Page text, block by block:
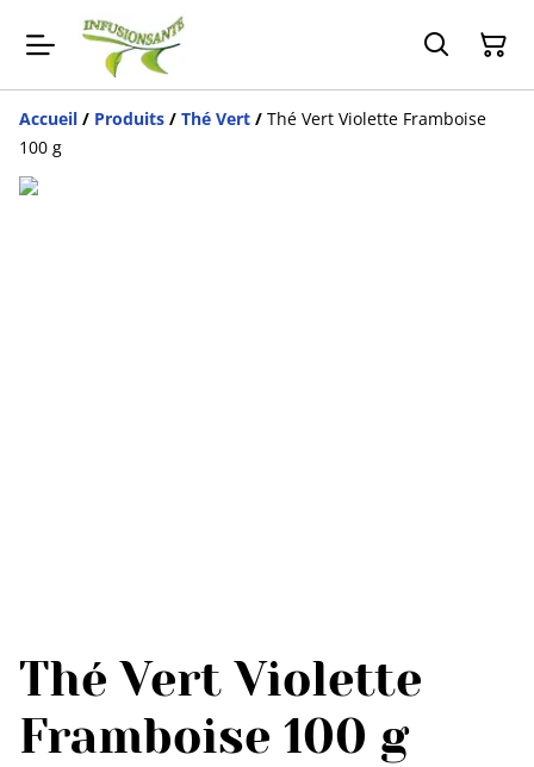
Accueil / Produits / Thé Vert / Thé Vert Violette Framboise
100 g
Thé Vert Violette
Framboise 100 g